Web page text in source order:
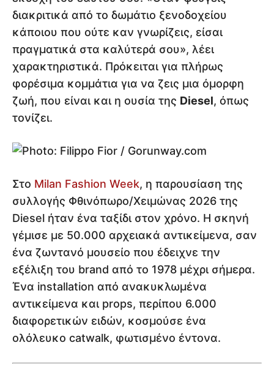
διακριτικά από το δωμάτιο ξενοδοχείου
κάποιου που ούτε καν γνωρίζεις, είσαι
πραγματικά στα καλύτερά σου», λέει
χαρακτηριστικά. Πρόκειται για πλήρως
φορέσιμα κομμάτια για να ζεις μια όμορφη
ζωή, που είναι και η ουσία της Diesel, όπως
τονίζει.
Στο Milan Fashion Week, η παρουσίαση της
συλλογής Φθινόπωρο/Χειμώνας 2026 της
Diesel ήταν ένα ταξίδι στον χρόνο. Η σκηνή
γέμισε με 50.000 αρχειακά αντικείμενα, σαν
ένα ζωντανό μουσείο που έδειχνε την
εξέλιξη του brand από το 1978 μέχρι σήμερα.
Ένα installation από ανακυκλωμένα
αντικείμενα και props, περίπου 6.000
διαφορετικών ειδών, κοσμούσε ένα
ολόλευκο catwalk, φωτισμένο έντονα.